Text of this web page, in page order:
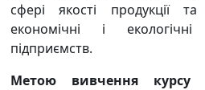
сфері якості продукції
економічні і екологічні
підприємств.
Метою вивчення курсу